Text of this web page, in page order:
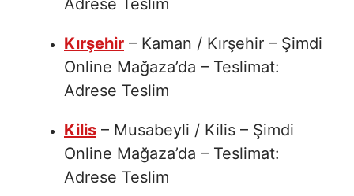
Adrese Teslim
Kırşehir – Kaman / Kırşehir – Şimdi
Online Mağaza’da – Teslimat:
Adrese Teslim
Kilis – Musabeyli / Kilis – Şimdi
Online Mağaza’da – Teslimat:
Adrese Teslim